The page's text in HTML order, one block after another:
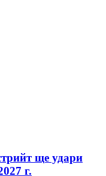
ще удари
г.